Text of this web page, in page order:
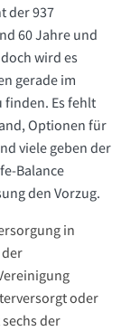
der 937
60 Jahre und
wird es
gerade im
finden. Es fehlt
Optionen für
viele geben der
Balance
den Vorzug.
in
oder
der